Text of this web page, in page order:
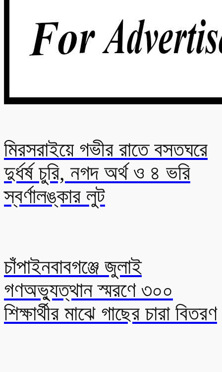
মিরসরাইয়ে গভীর রাতে বসতঘরে
দুর্ধর্ষ চুরি, নগদ অর্থ ও ৪ ভরি
স্বর্ণালঙ্কার লুট
চাঁপাইনবাবগঞ্জে জুলাই
গণঅভ্যুত্থান স্মরণে ৩০০
শিক্ষার্থীর মাঝে গাছের চারা বিতরণ